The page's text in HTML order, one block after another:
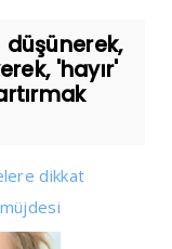
düşünerek,
'hayır'
dikkat